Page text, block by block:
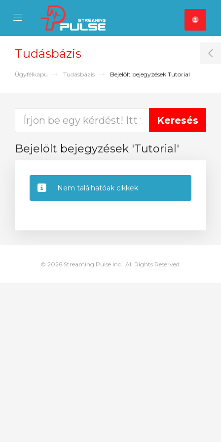
Mobile Menu
Mobile Menu
Tudásbázis
Ügyfélkapu Tudásbázis Bejelölt bejegyzések Tutorial
Bejelölt bejegyzések 'Tutorial'
Nem találhatóak cikkek
© 2026 Streaming Pulse Inc.. All Rights Reserved.